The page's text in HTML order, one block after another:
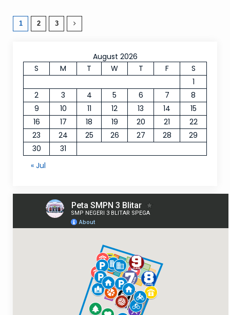
1 2 3
August 2026
S
M T W T F
S
1
2
3 4 5 6 7
8
9
10 11 12 13 14
15
16
17 18 19 20 21
22
23
24 25 26 27 28
29
30
31
« Jul